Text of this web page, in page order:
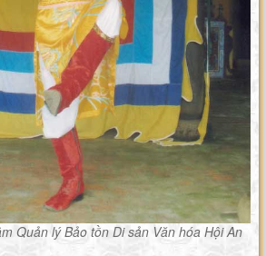
Quản lý Bảo tồn Di sản Văn hóa Hội An